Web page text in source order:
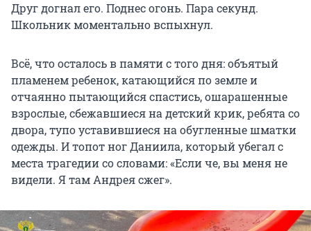
Друг догнал его. Поднес огонь. Пара секунд.
Школьник моментально вспыхнул.
Всё, что осталось в памяти с того дня: объятый
пламенем ребенок, катающийся по земле и
отчаянно пытающийся спастись, ошарашенные
взрослые, сбежавшиеся на детский крик, ребята со
двора, тупо уставившиеся на обугленные шматки
одежды. И топот ног Даниила, который убегал с
места трагедии со словами: «Если че, вы меня не
видели. Я там Андрея сжег».